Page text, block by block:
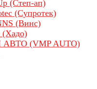
(Степ-ап)
(Супротек)
(Винс)
(Хадо)
АВТО (VMP AUTO)